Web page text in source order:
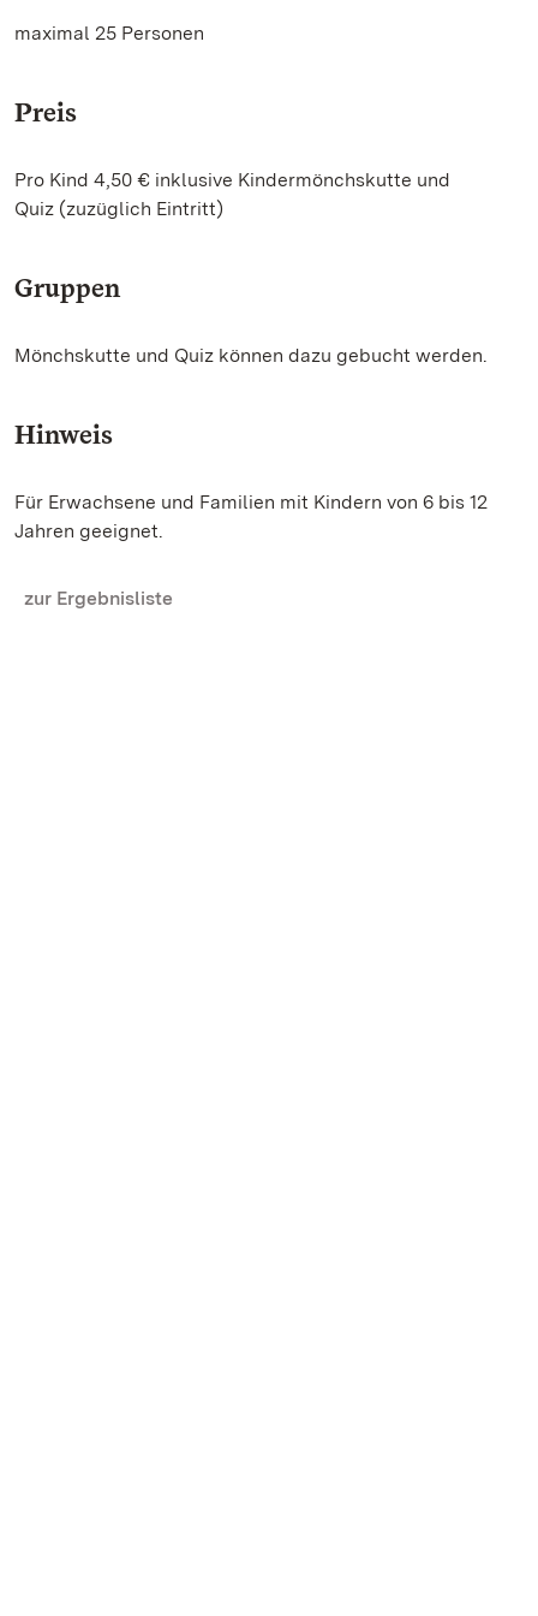
maximal 25 Personen
Preis
Pro Kind 4,50 € inklusive Kindermönchskutte und
Quiz (zuzüglich Eintritt)
Gruppen
Mönchskutte und Quiz können dazu gebucht werden.
Hinweis
Für Erwachsene und Familien mit Kindern von 6 bis 12
Jahren geeignet.
zur Ergebnisliste